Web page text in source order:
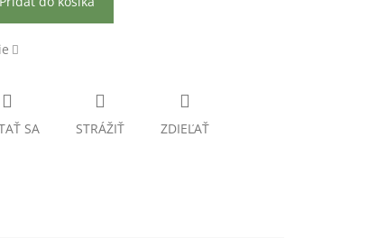
SA STRÁŽIŤ ZDIEĽAŤ